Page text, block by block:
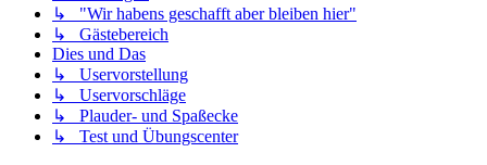
↳ "Wir habens geschafft aber bleiben hier"
↳ Gästebereich
Dies und Das
↳ Uservorstellung
↳ Uservorschläge
↳ Plauder- und Spaßecke
↳ Test und Übungscenter